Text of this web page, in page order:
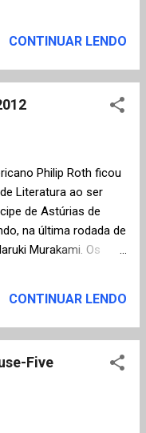
Bioy Casares e
escritor argentino
cultural. ...
outros
ou na galeria Fairfax
CONTINUAR LENDO
Philip Roth ficou
Literatura ao ser
de Astúrias de
na última rodada de
Murakami. Os
o caminho
John Dos Passos,
anos, receberá
euros, sendo o quarto
Príncipe de Astúrias.
CONTINUAR LENDO
Five